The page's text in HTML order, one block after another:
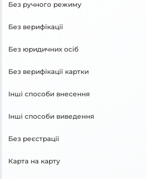
Без ручного режиму
Без верифікації
Без юридичних осіб
Без верифікації картки
Інші способи внесення
Інші способи виведення
Без реєстрації
Карта на карту